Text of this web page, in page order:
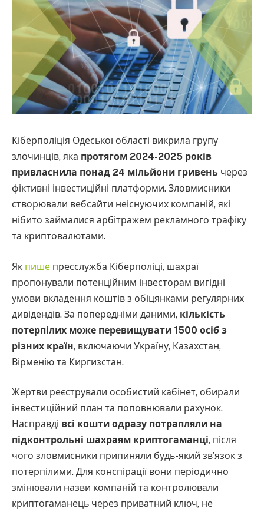
Кіберполіція Одеської області викрила групу
злочинців, яка протягом 2024-2025 років
привласнила понад 24 мільйони гривень через
фіктивні інвестиційні платформи. Зловмисники
створювали вебсайти неіснуючих компаній, які
нібито займалися арбітражем рекламного трафіку
та криптовалютами.
Як пише пресслужба Кіберполіці, шахраї
пропонували потенційним інвесторам вигідні
умови вкладення коштів з обіцянками регулярних
дивідендів. За попередніми даними, кількість
потерпілих може перевищувати 1500 осіб з
різних країн, включаючи Україну, Казахстан,
Вірменію та Киргизстан.
Жертви реєстрували особистий кабінет, обирали
інвестиційний план та поповнювали рахунок.
Насправді всі кошти одразу потрапляли на
підконтрольні шахраям криптогаманці, після
чого зловмисники припиняли будь-який зв’язок з
потерпілими. Для конспірації вони періодично
змінювали назви компаній та контролювали
криптогаманець через приватний ключ, не